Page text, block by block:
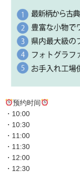
预约时间
・10:00
・10:30
・11:00
・11:30
・12:00
・12:30